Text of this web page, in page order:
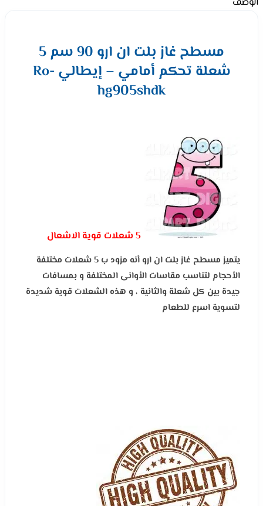
مسطح غاز بلت ان ارو 90 سم 5
شعلة تحكم أمامي – إيطالي Ro-
hg905shdk
5 شعلات قوية الاشعال
يتميز مسطح غاز بلت ان ارو أنه مزود ب 5 شعلات مختلفة
الأحجام لتناسب مقاسات الأوانى المختلفة و بمسافات
جيدة بين كل شعلة والثانية ، و هذه الشعلات قوية شديدة
لتسوية اسرع للطعام